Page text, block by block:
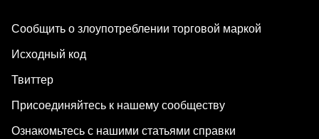
Сообщить о злоупотреблении торговой маркой
Исходный код
Твиттер
Присоединяйтесь к нашему сообществу
Ознакомьтесь с нашими статьями справки